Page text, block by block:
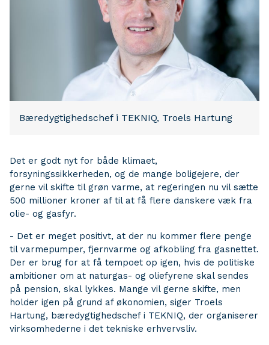
Bæredygtighedschef i TEKNIQ, Troels Hartung
Det er godt nyt for både klimaet,
forsyningssikkerheden, og de mange boligejere, der
gerne vil skifte til grøn varme, at regeringen nu vil sætte
500 millioner kroner af til at få flere danskere væk fra
olie- og gasfyr.
- Det er meget positivt, at der nu kommer flere penge
til varmepumper, fjernvarme og afkobling fra gasnettet.
Der er brug for at få tempoet op igen, hvis de politiske
ambitioner om at naturgas- og oliefyrene skal sendes
på pension, skal lykkes. Mange vil gerne skifte, men
holder igen på grund af økonomien, siger Troels
Hartung, bæredygtighedschef i TEKNIQ, der organiserer
virksomhederne i det tekniske erhvervsliv.